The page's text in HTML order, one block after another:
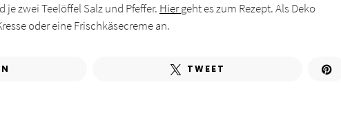
zwei Teelöffel Salz und Pfeffer. Hiergeht es zum Rezept. Als Deko
oder eine Frischkäsecreme an.
TWEET